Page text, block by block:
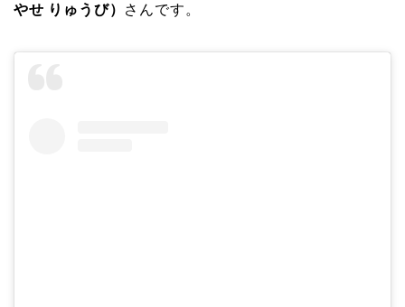
やせ りゅうび） さんです。